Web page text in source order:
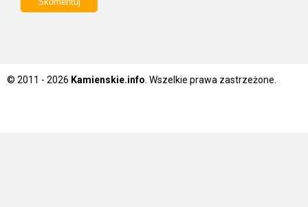
© 2011 - 2026 Kamienskie.info . Wszelkie prawa zastrzeżone.